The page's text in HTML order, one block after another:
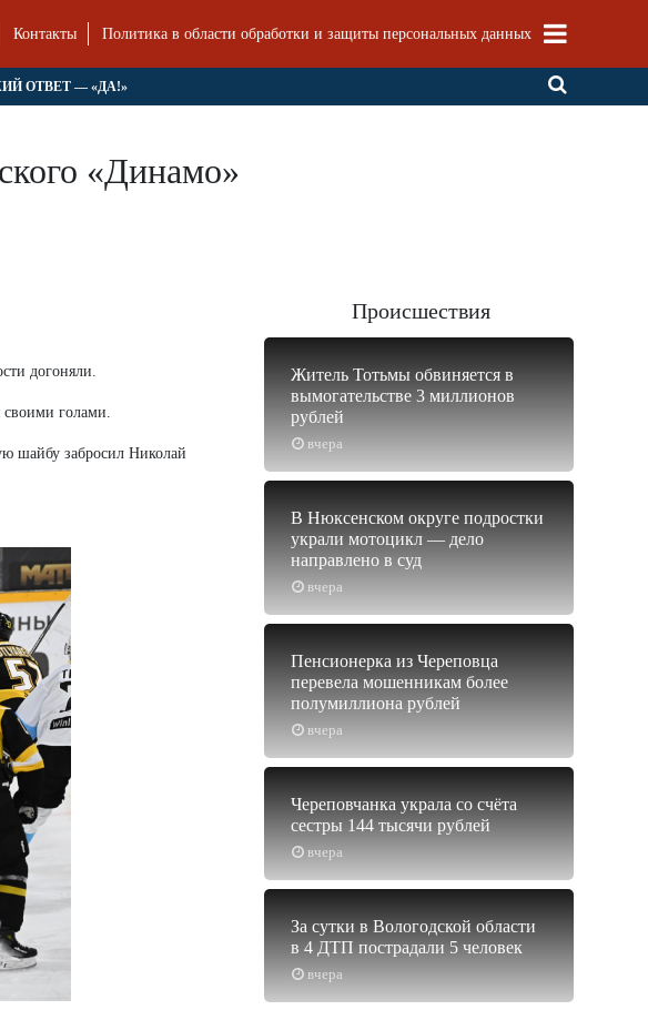
Контакты Политика в области обработки и защиты персональных данных
ОТВЕТ — «ДА!»
«Динамо»
догоняли.
голами.
шайбу забросил Николай
Происшествия
вчера
Житель Тотьмы обвиняется в
вымогательстве 3 миллионов
рублей
вчера
В Нюксенском округе подростки
украли мотоцикл — дело
направлено в суд
вчера
Пенсионерка из Череповца
перевела мошенникам более
полумиллиона рублей
вчера
Череповчанка украла со счёта
сестры 144 тысячи рублей
вчера
За сутки в Вологодской области
в 4 ДТП пострадали 5 человек